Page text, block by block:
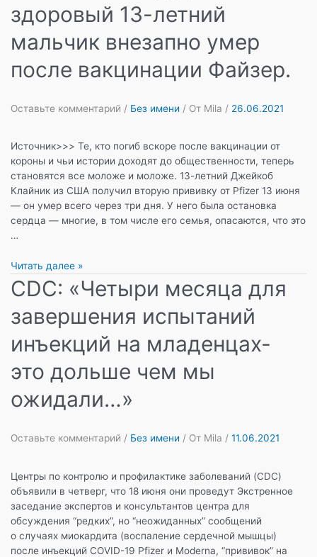
сердечных
приступов
и
остановки
сердца,
–
молодых
людей!
здоровый 13-летний
мальчик внезапно умер
после вакцинации Файзер.
Оставьте комментарий / Без имени / От Mila / 26.06.2021
Источник>>> Те, кто погиб вскоре после вакцинации от
короны и чьи истории доходят до общественности, теперь
становятся все моложе и моложе. 13-летний Джейкоб
Клайник из США получил вторую прививку от Pfizer 13 июня
— он умер всего через три дня. У него была остановка
сердца — многие, в том числе его семья, опасаются, что это
…
Остановка
сердца:
здоровый
13-
летний
мальчик
внезапно
умер
вакцинации
Читать далее »
CDC: «Четыри месяца для
завершения испытаний
инъекций на младенцах-
это дольше чем мы
ожидали…»
Оставьте комментарий / Без имени / От Mila / 11.06.2021
Центры по контролю и профилактике заболеваний (CDC)
объявили в четверг, что 18 июня они проведут Экстренное
заседание экспертов и консультантов центра для
обсуждения “редких”, но “неожиданных” сообщений
о случаях миокардита (воспаление сердечной мышцы)
после инъекций COVID-19 Pfizer и Moderna, “прививок” на